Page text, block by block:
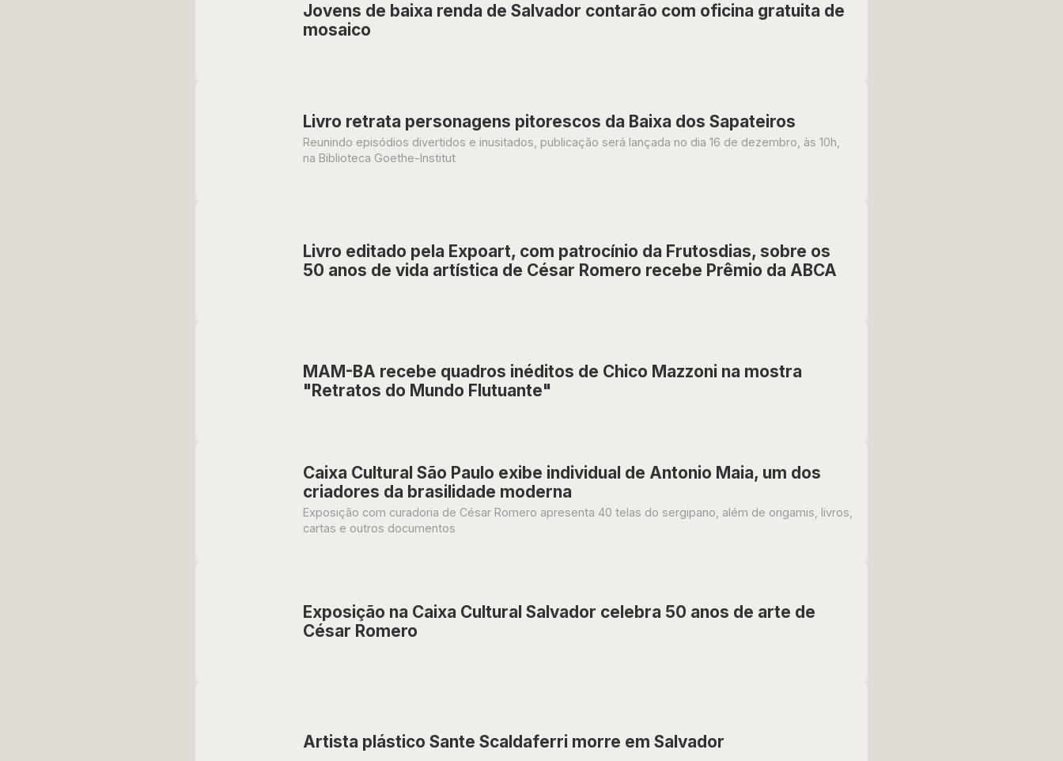
Jovens de baixa renda de Salvador contarão com oficina gratuita de
mosaico
Livro retrata personagens pitorescos da Baixa dos Sapateiros
Reunindo episódios divertidos e inusitados, publicação será lançada no dia 16 de dezembro, às 10h,
na Biblioteca Goethe-Institut
Livro editado pela Expoart, com patrocínio da Frutosdias, sobre os
50 anos de vida artística de César Romero recebe Prêmio da ABCA
MAM-BA recebe quadros inéditos de Chico Mazzoni na mostra
"Retratos do Mundo Flutuante"
Caixa Cultural São Paulo exibe individual de Antonio Maia, um dos
criadores da brasilidade moderna
Exposição com curadoria de César Romero apresenta 40 telas do sergipano, além de origamis, livros,
cartas e outros documentos
Exposição na Caixa Cultural Salvador celebra 50 anos de arte de
César Romero
Artista plástico Sante Scaldaferri morre em Salvador